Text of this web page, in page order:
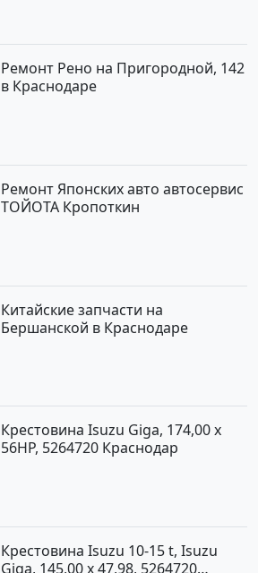
Ремонт Рено на Пригородной, 142
в Краснодаре
Ремонт Японских авто автосервис
ТОЙОТА Кропоткин
Китайские запчасти на
Бершанской в Краснодаре
Крестовина Isuzu Giga, 174,00 x
56HP, 5264720 Краснодар
Крестовина Isuzu 10-15 t, Isuzu
Giga, 145,00 x 47,98, 5264720